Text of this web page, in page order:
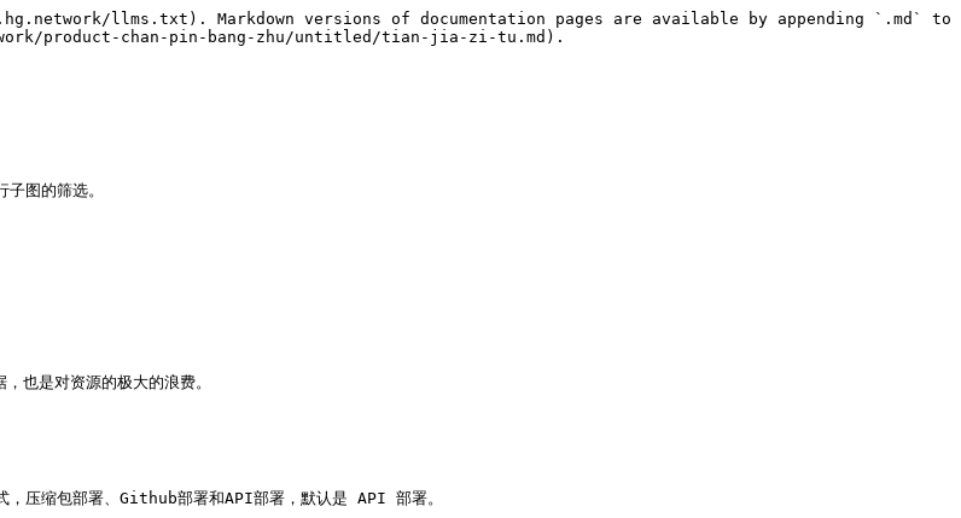
llms.txt). Markdown versions of documentation pages are available by appending `.md` to
product-chan-pin-bang-zhu/untitled/tian-jia-zi-tu.md).
图的筛选。
也是对资源的极大的浪费。
，压缩包部署、Github部署和API部署，默认是 API 部署。